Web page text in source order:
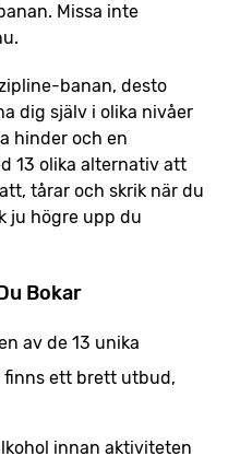
Missa inte
banan, desto
dig själv i olika nivåer
hinder och en
13 olika alternativ att
tårar och skrik när du
ju högre upp du
Bokar
av de 13 unika
finns ett brett utbud,
innan aktiviteten